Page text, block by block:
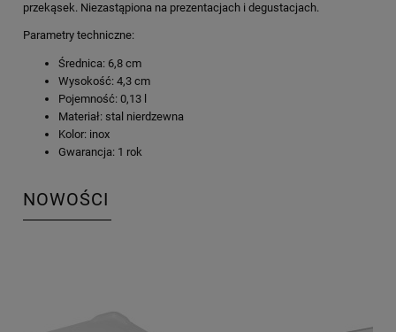
przekąsek. Niezastąpiona na prezentacjach i degustacjach.
Parametry techniczne:
Średnica: 6,8 cm
Wysokość: 4,3 cm
Pojemność: 0,13 l
Materiał: stal nierdzewna
Kolor: inox
Gwarancja: 1 rok
NOWOŚCI